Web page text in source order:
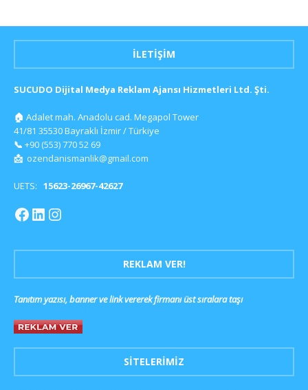
İLETIŞIM
SUCUDO Dijital Medya Reklam Ajansı Hizmetleri Ltd. Şti.
🏠 Adalet mah. Anadolu cad. Megapol Tower
41/81 35530 Bayraklı İzmir / Türkiye
📞 +90 (553) 770 52 69
📩 ozendanismanlik@gmail.com
UETS: 15623-26967-42627
REKLAM VER!
Tanıtım yazısı, banner ve link vererek firmanı üst sıralara taşı
SITELERIMIZ